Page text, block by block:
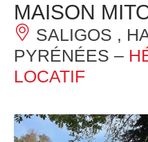
MAISON
SALIGOS ,
PYRÉNÉES –
LOCATIF